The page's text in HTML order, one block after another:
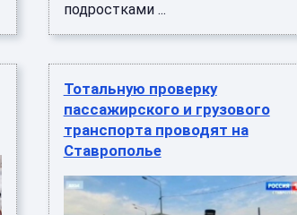
подростками ...
Тотальную проверку
пассажирского и грузового
транспорта проводят на
Ставрополье